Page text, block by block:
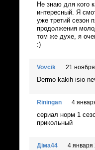
Не знаю для кого
интересный. Я
уже третий сезон
продолжения
том же духе, я
:)
Vovcik 21
Dermo kakih isio
Riningan 4
сериал норм 1
прикольный
Діма44 4 января